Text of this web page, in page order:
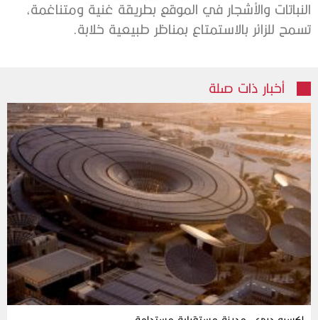
النباتات والأشجار في الموقع بطريقة غنية ومتناغمة،
تسمح للزائر بالاستمتاع بمناظر طبيعية خلابة.
أخبار ذات صلة